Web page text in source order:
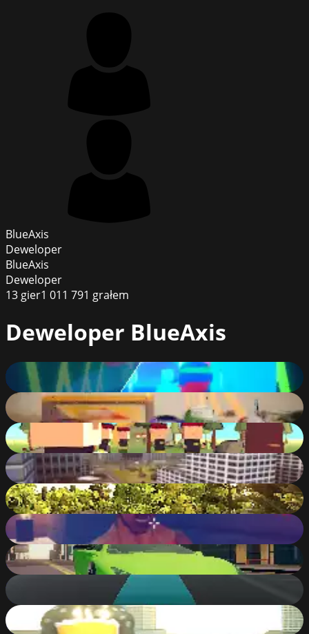
BlueAxis
Deweloper
BlueAxis
Deweloper
13 gier1 011 791 grałem
Deweloper BlueAxis
Cyber Challenge 3D
85
Xtreme Buggy Car : Offroad Race
82%
House Defense
76%
Amazing Flying Hero
80%
Zombie Attack
73%
Zombie Areas
84
Sports Car Challenge
90%
City Bus Master Parking
79
Super Strong Hero
84%